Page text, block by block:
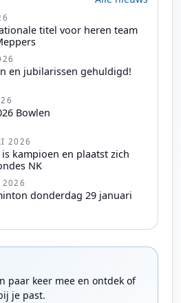
titel voor heren team
en jubilarissen gehuldigd!
Bowlen
2026
kampioen en plaatst zich
NK
2026
donderdag 29 januari
paar keer mee en ontdek of
je past.